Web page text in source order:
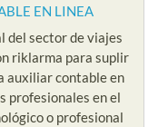
EN LINEA
del sector de viajes
riklarma para suplir
auxiliar contable en
profesionales en el
o profesional